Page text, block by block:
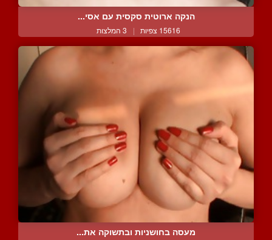
הנקה ארוטית סקסית עם אסי...
15616 צפיות | 3 המלצות
מעסה בחושניות ובתשוקה את...